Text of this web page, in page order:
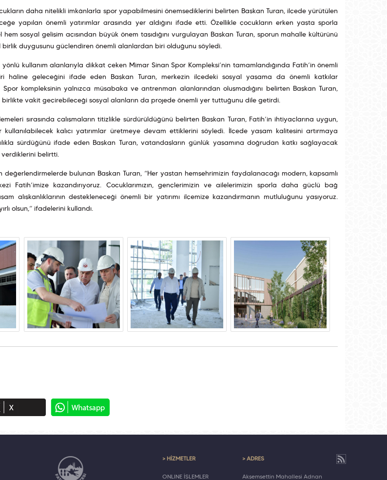
daha nitelikli imkânlarla spor yapabilmesini önemsediklerini belirten Başkan Turan, ilçede yürütülen
yapılan önemli yatırımlar arasında yer aldığını ifade etti. Özellikle çocukların erken yaşta sporla
hem sosyal gelişim açısından büyük önem taşıdığını vurgulayan Başkan Turan, sporun mahalle kültürünü
birlik duygusunu güçlendiren önemli alanlardan biri olduğunu söyledi.
kullanım alanlarıyla dikkat çeken Mimar Sinan Spor Kompleksi’nin tamamlandığında Fatih’in önemli
hâline geleceğini ifade eden Başkan Turan, merkezin ilçedeki sosyal yaşama da önemli katkılar
kompleksinin yalnızca müsabaka ve antrenman alanlarından oluşmadığını belirten Başkan Turan,
birlikte vakit geçirebileceği sosyal alanların da projede önemli yer tuttuğunu dile getirdi.
sırasında çalışmaların titizlikle sürdürüldüğünü belirten Başkan Turan, Fatih’in ihtiyaçlarına uygun,
kullanılabilecek kalıcı yatırımlar üretmeye devam ettiklerini söyledi. İlçede yaşam kalitesini artırmaya
sürdüğünü ifade eden Başkan Turan, vatandaşların günlük yaşamına doğrudan katkı sağlayacak
verdiklerini belirtti.
değerlendirmelerde bulunan Başkan Turan, “Her yaştan hemşehrimizin faydalanacağı modern, kapsamlı
Fatih’imize kazandırıyoruz. Çocuklarımızın, gençlerimizin ve ailelerimizin sporla daha güçlü bağ
alışkanlıklarının destekleneceği önemli bir yatırımı ilçemize kazandırmanın mutluluğunu yaşıyoruz.
olsun,” ifadelerini kullandı.
> HİZMETLER
ONLINE İŞLEMLER
> ADRES
Akşemsettin Mahallesi Adnan